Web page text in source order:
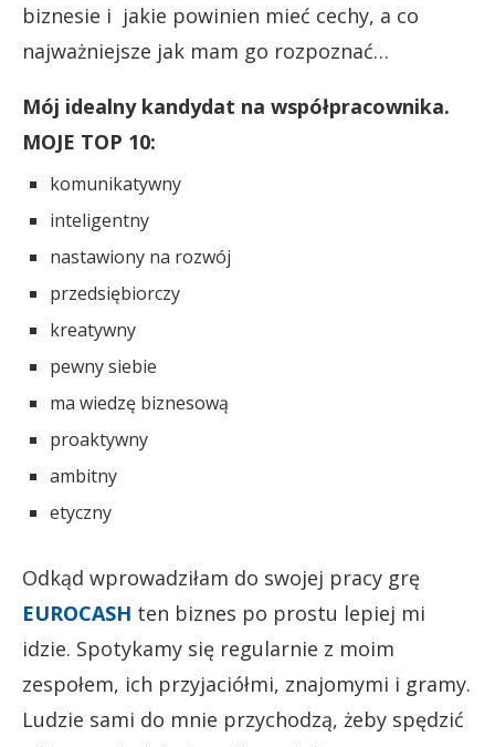
biznesie i jakie powinien mieć cechy, a co
najważniejsze jak mam go rozpoznać…
Mój idealny kandydat na współpracownika.
MOJE TOP 10:
komunikatywny
inteligentny
nastawiony na rozwój
przedsiębiorczy
kreatywny
pewny siebie
ma wiedzę biznesową
proaktywny
ambitny
etyczny
Odkąd wprowadziłam do swojej pracy grę
EUROCASH ten biznes po prostu lepiej mi
idzie. Spotykamy się regularnie z moim
zespołem, ich przyjaciółmi, znajomymi i gramy.
Ludzie sami do mnie przychodzą, żeby spędzić